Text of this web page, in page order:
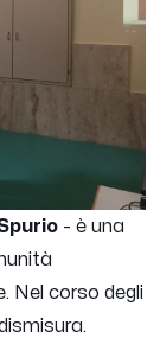
- è una
Nel corso degli